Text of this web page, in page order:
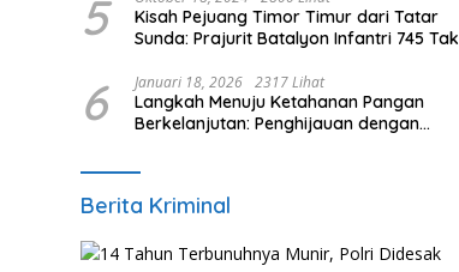
5
Kisah Pejuang Timor Timur dari Tatar
Sunda: Prajurit Batalyon Infantri 745 Tak
6 Januari 18, 2026 2317 Lihat
Langkah Menuju Ketahanan Pangan
Berkelanjutan: Penghijauan dengan
Berita Kriminal